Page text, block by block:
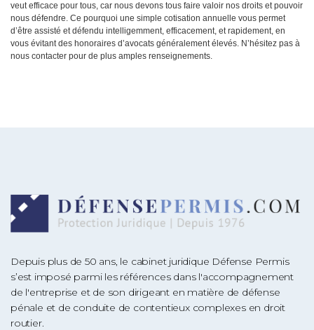
veut efficace pour tous, car nous devons tous faire valoir nos droits et pouvoir
nous défendre. Ce pourquoi une simple cotisation annuelle vous permet
d’être assisté et défendu intelligemment, efficacement, et rapidement, en
vous évitant des honoraires d’avocats généralement élevés. N’hésitez pas à
nous contacter pour de plus amples renseignements.
Depuis plus de 50 ans, le cabinet juridique Défense Permis
s’est imposé parmi les références dans l'accompagnement
de l'entreprise et de son dirigeant en matière de défense
pénale et de conduite de contentieux complexes en droit
routier.